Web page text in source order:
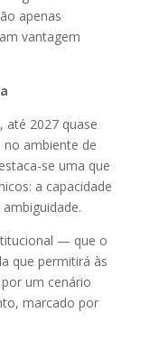
apenas
vantagem
até 2027 quase
ambiente de
se uma que
a capacidade
— que o
que permitirá às
um cenário
marcado por